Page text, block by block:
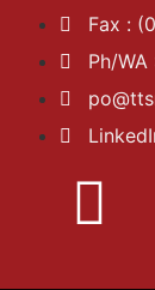
Fax :
Ph/